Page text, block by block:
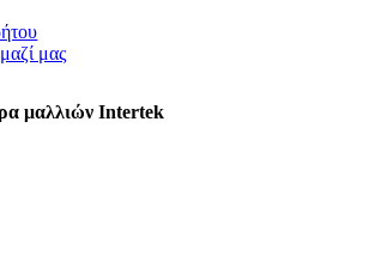
μας
μαλλιών Intertek